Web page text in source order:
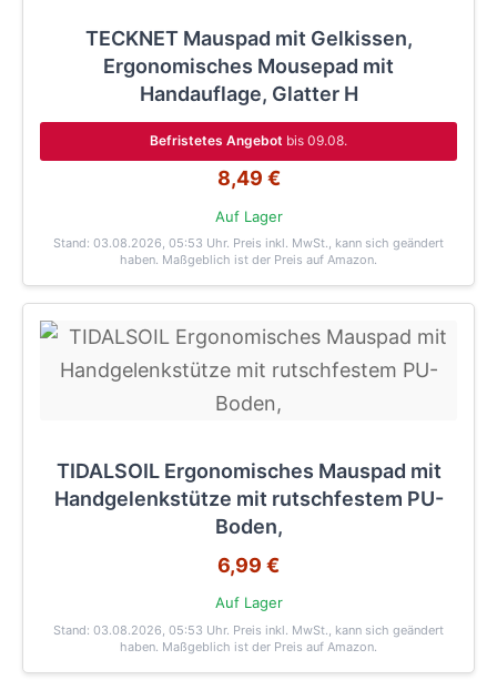
TECKNET Mauspad mit Gelkissen,
Ergonomisches Mousepad mit
Handauflage, Glatter H
Befristetes Angebot bis 09.08.
8,49 €
Auf Lager
Stand: 03.08.2026, 05:53 Uhr. Preis inkl. MwSt., kann sich geändert
haben. Maßgeblich ist der Preis auf Amazon.
TIDALSOIL Ergonomisches Mauspad mit
Handgelenkstütze mit rutschfestem PU-
Boden,
6,99 €
Auf Lager
Stand: 03.08.2026, 05:53 Uhr. Preis inkl. MwSt., kann sich geändert
haben. Maßgeblich ist der Preis auf Amazon.